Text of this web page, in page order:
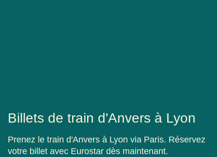
Billets de train d'Anvers à Lyon
Prenez le train d'Anvers à Lyon via Paris. Réservez
votre billet avec Eurostar dès maintenant.